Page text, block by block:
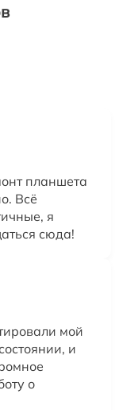
планшета
Всё
я
сюда!
мой
и
о